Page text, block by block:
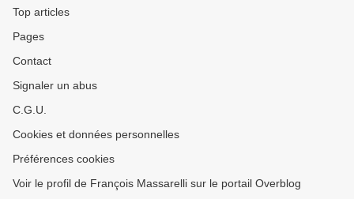
Top articles
Pages
Contact
Signaler un abus
C.G.U.
Cookies et données personnelles
Préférences cookies
Voir le profil de François Massarelli sur le portail Overblog